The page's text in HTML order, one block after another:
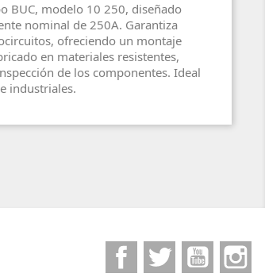
BUC, modelo 10 250, diseñado
nominal de 250A. Garantiza
ofreciendo un montaje
en materiales resistentes,
de los componentes. Ideal
industriales.
FacebookTwitter YouTube